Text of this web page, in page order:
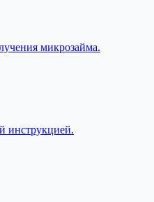
микрозайма.
инструкцией.